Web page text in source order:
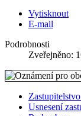
Vytisknout
E-mail
Podrobnosti
Zveřejněno:
Usnesení